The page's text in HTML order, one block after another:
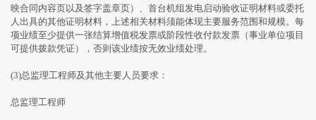
映合同内容页以及签字盖章页）、首台机组发电启动验收证明材料或委托
人出具的其他证明材料，上述相关材料须能体现主要服务范围和规模。每
项业绩至少提供一张结算增值税发票或阶段性收付款发票（事业单位项目
可提供拨款凭证），否则该业绩按无效业绩处理。
(3)总监理工程师及其他主要人员要求：
总监理工程师